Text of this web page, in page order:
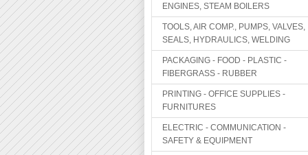
ENGINES, STEAM BOILERS
TOOLS, AIR COMP., PUMPS, VALVES,
SEALS, HYDRAULICS, WELDING
PACKAGING - FOOD - PLASTIC -
FIBERGRASS - RUBBER
PRINTING - OFFICE SUPPLIES -
FURNITURES
ELECTRIC - COMMUNICATION -
SAFETY & EQUIPMENT